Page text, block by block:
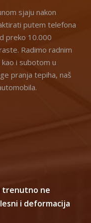
sjaju nakon
putem telefona
preko 10.000
Radimo radnim
i subotom u
pranja tepiha, naš
trenutno ne
i deformacija